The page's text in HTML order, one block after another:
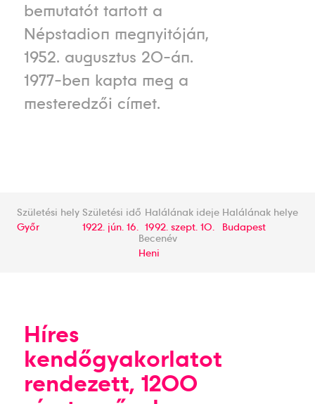
bemutatót tartott a
Népstadion megnyitóján,
1952. augusztus 20-án.
1977-ben kapta meg a
mesteredzői címet.
Születési hely
Győr
Születési idő
1922. jún. 16.
Halálának ideje
1992. szept. 10.
Halálának helye
Budapest
Becenév
Heni
Híres
kendőgyakorlatot
rendezett, 1200